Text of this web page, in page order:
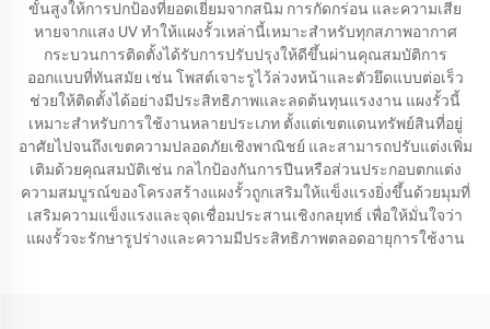
ขั้นสูงให้การปกป้องที่ยอดเยี่ยมจากสนิม การกัดกร่อน และความเสีย
หายจากแสง UV ทำให้แผงรั้วเหล่านี้เหมาะสำหรับทุกสภาพอากาศ
กระบวนการติดตั้งได้รับการปรับปรุงให้ดีขึ้นผ่านคุณสมบัติการ
ออกแบบที่ทันสมัย เช่น โพสต์เจาะรูไว้ล่วงหน้าและตัวยึดแบบต่อเร็ว
ช่วยให้ติดตั้งได้อย่างมีประสิทธิภาพและลดต้นทุนแรงงาน แผงรั้วนี้
เหมาะสำหรับการใช้งานหลายประเภท ตั้งแต่เขตแดนทรัพย์สินที่อยู่
อาศัยไปจนถึงเขตความปลอดภัยเชิงพาณิชย์ และสามารถปรับแต่งเพิ่ม
เติมด้วยคุณสมบัติเช่น กลไกป้องกันการปีนหรือส่วนประกอบตกแต่ง
ความสมบูรณ์ของโครงสร้างแผงรั้วถูกเสริมให้แข็งแรงยิ่งขึ้นด้วยมุมที่
เสริมความแข็งแรงและจุดเชื่อมประสานเชิงกลยุทธ์ เพื่อให้มั่นใจว่า
แผงรั้วจะรักษารูปร่างและความมีประสิทธิภาพตลอดอายุการใช้งาน